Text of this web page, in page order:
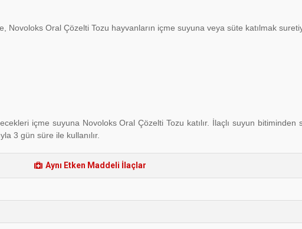
Novoloks Oral Çözelti Tozu hayvanların içme suyuna veya süte katılmak
içme suyuna NovoloksOral Çözelti Tozu katılır. İlaçlı suyun
3 gün süre ile kullanılır.
Aynı Etken Maddeli İlaçlar